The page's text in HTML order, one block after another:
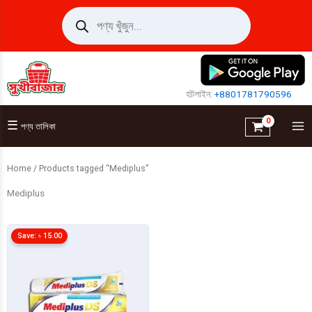
Products
search
হটলাইন:+8801781790596
☰ পণ্য তালিকা
Home / Products tagged “Mediplus”
Mediplus
Save: ৳ 15.00